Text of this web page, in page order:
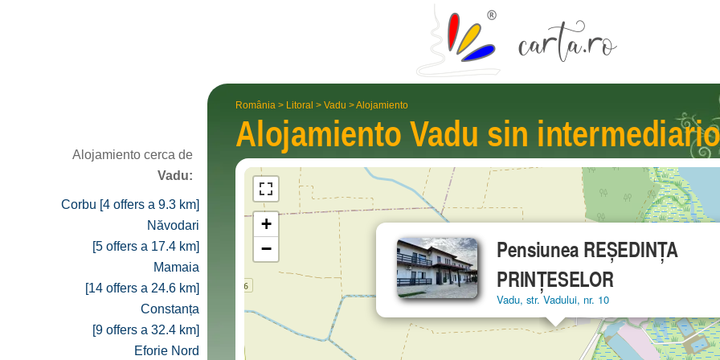
România > Litoral > Vadu >Alojamiento
Alojamiento Vadu sin
Pensiunea REȘEDINȚA
PRINȚESELOR
Vadu, str. Vadului, nr. 10
+
−
Alojamiento cerca de
Vadu:
Corbu [4 offers a 9.3 km]
Năvodari
[5 offers a 17.4 km]
Mamaia
[14 offers a 24.6 km]
Constanța
[9 offers a 32.4 km]
Eforie Nord